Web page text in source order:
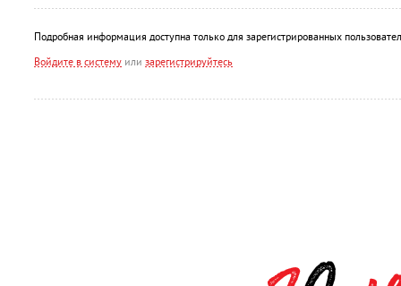
Подробная информация доступна только для зарегистрированных
Войдите в систему или зарегистрируйтесь